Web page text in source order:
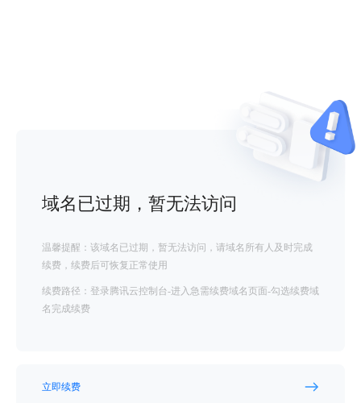
域名已过期，暂无法访问
温馨提醒：该域名已过期，暂无法访问，请域名所有人及时完成
续费，续费后可恢复正常使用
续费路径：登录腾讯云控制台-进入急需续费域名页面-勾选续费域
名完成续费
立即续费